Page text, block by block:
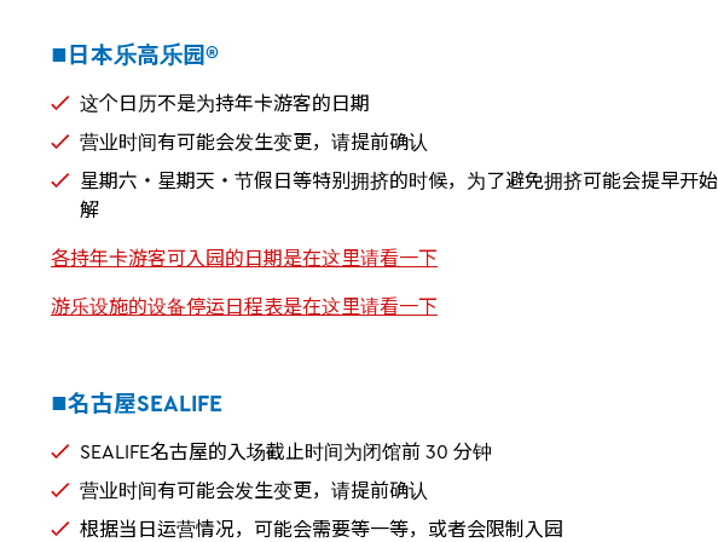
■日本乐高乐园®
这个日历不是为持年卡游客的日期
营业时间有可能会发生变更，请提前确认
星期六・星期天・节假日等特别拥挤的时候，为了避免拥挤可能会提早开
解
各持年卡游客可入园的日期是在这里请看一下
游乐设施的设备停运日程表是在这里请看一下
■名古屋SEALIFE
SEALIFE名古屋的入场截止时间为闭馆前 30 分钟
营业时间有可能会发生变更，请提前确认
根据当日运营情况，可能会需要等一等，或者会限制入园